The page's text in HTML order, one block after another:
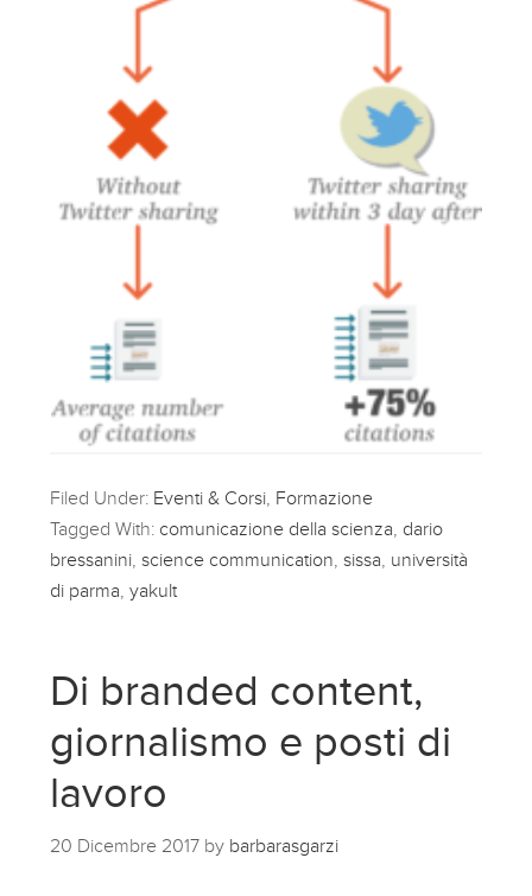
Filed Under: Eventi & Corsi Formazione
Tagged With: comunicazione della scienza dario
bressanini ,science communication ,sissa università
di parma ,yakult
Di branded content,
giornalismo e posti di
lavoro
20 Dicembre 2017 by barbarasgarzi